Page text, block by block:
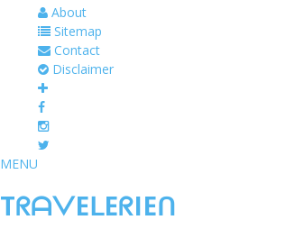
About
Sitemap
Contact
Disclaimer
MENU
TᖇᗩᐯEᒪEᖇIEᑎ